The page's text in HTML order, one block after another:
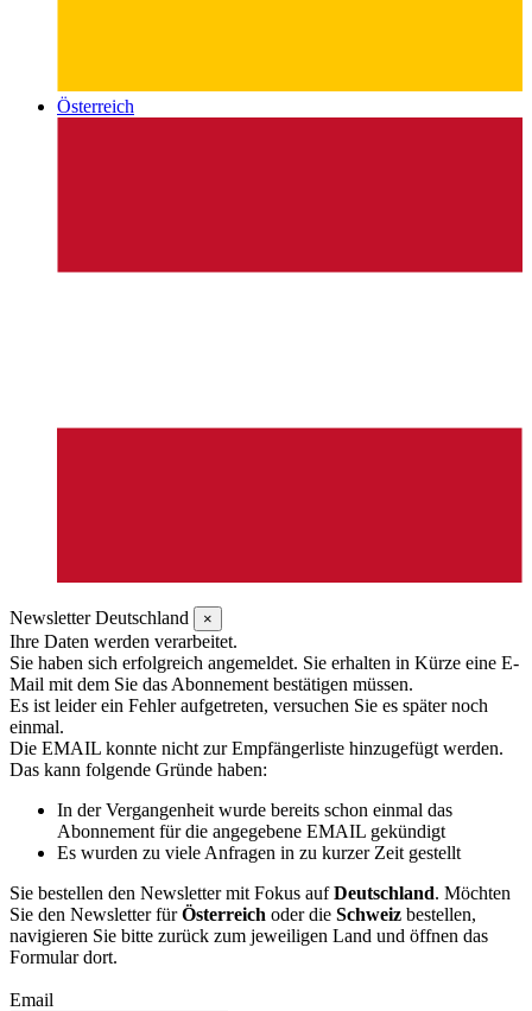
Österreich
Newsletter Deutschland ×
Ihre Daten werden verarbeitet.
Sie haben sich erfolgreich angemeldet. Sie erhalten in Kürze eine E-
Mail mit dem Sie das Abonnement bestätigen müssen.
Es ist leider ein Fehler aufgetreten, versuchen Sie es später noch
einmal.
Die EMAIL konnte nicht zur Empfängerliste hinzugefügt werden.
Das kann folgende Gründe haben:
In der Vergangenheit wurde bereits schon einmal das
Abonnement für die angegebene EMAIL gekündigt
Es wurden zu viele Anfragen in zu kurzer Zeit gestellt
Sie bestellen den Newsletter mit Fokus aufDeutschland. Möchten
Sie den Newsletter fürÖsterreich oder die Schweiz bestellen,
navigieren Sie bitte zurück zum jeweiligen Land und öffnen das
Formular dort.
Email